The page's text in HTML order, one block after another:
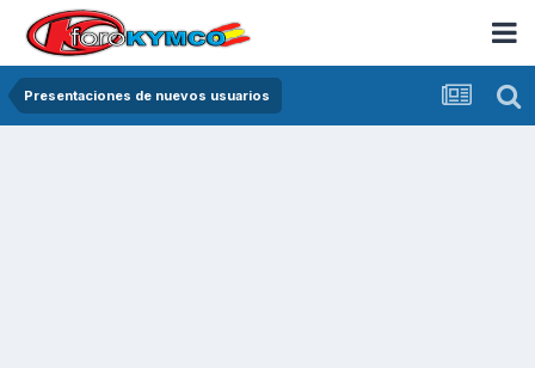
Presentaciones de nuevos usuarios